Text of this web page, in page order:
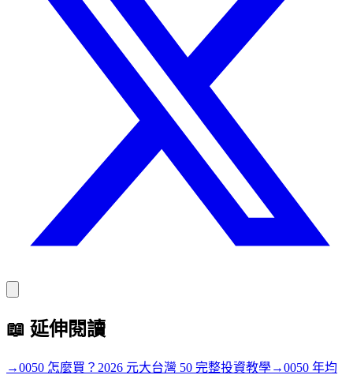
📖 延伸閱讀
→0050 怎麼買？2026 元大台灣 50 完整投資教學→0050 年均